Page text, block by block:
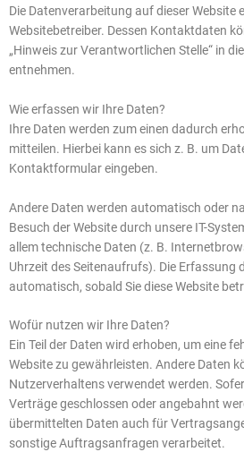
Die Datenverarbeitung auf dieser Website
Websitebetreiber. Dessen Kontaktdaten
„Hinweis zur Verantwortlichen Stelle“ in
entnehmen.
Wie erfassen wir Ihre Daten?
Ihre Daten werden zum einen dadurch
mitteilen. Hierbei kann es sich z. B. um
Kontaktformular eingeben.
Andere Daten werden automatisch oder
Besuch der Website durch unsere IT-
allem technische Daten (z. B.
Uhrzeit des Seitenaufrufs). Die Erfassung
automatisch, sobald Sie diese Website
Wofür nutzen wir Ihre Daten?
Ein Teil der Daten wird erhoben, um eine
Website zu gewährleisten. Andere Daten
Nutzerverhaltens verwendet werden.
Verträge geschlossen oder angebahnt
übermittelten Daten auch für
sonstige Auftragsanfragen verarbeitet.